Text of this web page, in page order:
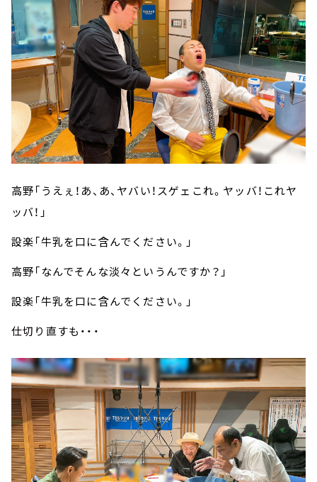
高野「うえぇ！あ、あ、ヤバい！スゲェこれ。ヤッバ！これヤ
ッバ！」
設楽「牛乳を口に含んでください。」
高野「なんでそんな淡々というんですか？」
設楽「牛乳を口に含んでください。」
仕切り直すも・・・